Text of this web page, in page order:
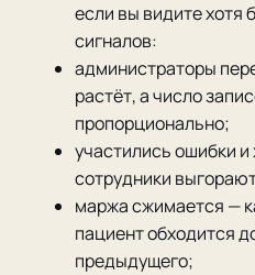
если вы видите хотя
сигналов:
администраторы
растёт, а число
пропорционально;
участились ошибки
сотрудники
маржа сжимается —
пациент обходится
предыдущего;